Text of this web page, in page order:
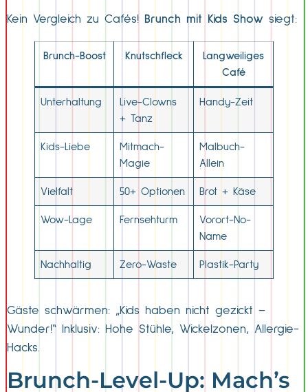
Kein Vergleich zu Cafés! Brunch mit Kids Show siegt:
Brunch-Boost Knutschfleck
Langweiliges
Café
Unterhaltung
Live-Clowns
+ Tanz
Handy-Zeit
Kids-Liebe
Mitmach-
Magie
Malbuch-
Allein
Vielfalt 50+ Optionen Brot + Käse
Wow-Lage Fernsehturm
Vorort-No-
Name
Nachhaltig Zero-Waste Plastik-Party
Gäste schwärmen: „Kids haben nicht gezickt –
Wunder!“ Inklusiv: Hohe Stühle, Wickelzonen, Allergie-
Hacks.
Brunch-Level-Up: Mach’s